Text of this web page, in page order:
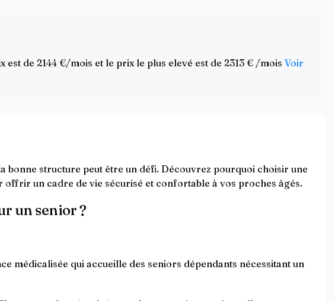
de 2144 €/mois et le prix le plus elevé est de 2313 € /mois Voir
bonne structure peut être un défi. Découvrez pourquoi choisir une
offrir un cadre de vie sécurisé et confortable à vos proches âgés.
un senior ?
médicalisée qui accueille des seniors dépendants nécessitant un